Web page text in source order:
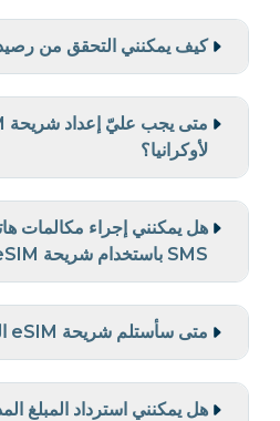
كيف يمكنني التحقق من رصيد
لأوكرانيا؟
هل يمكنني إجراء مكالمات
SMS باستخدام شريحة eSIM الخاصة بي؟
متى سأستلم شريحة eSIM الخاصة بي؟
هل يمكنني استرداد المبلغ